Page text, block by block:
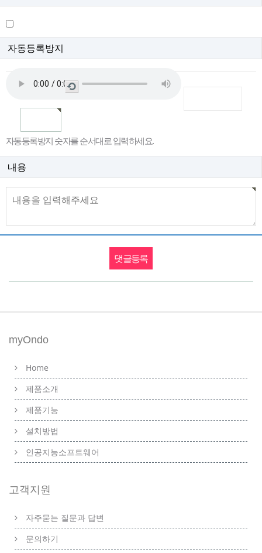
자동등록방지
새
자동등록방지 숫자를 순서대로 입력하세요.
내용
myOndo
Home
제품소개
제품기능
설치방법
인공지능소프트웨어
고객지원
자주묻는 질문과 답변
문의하기